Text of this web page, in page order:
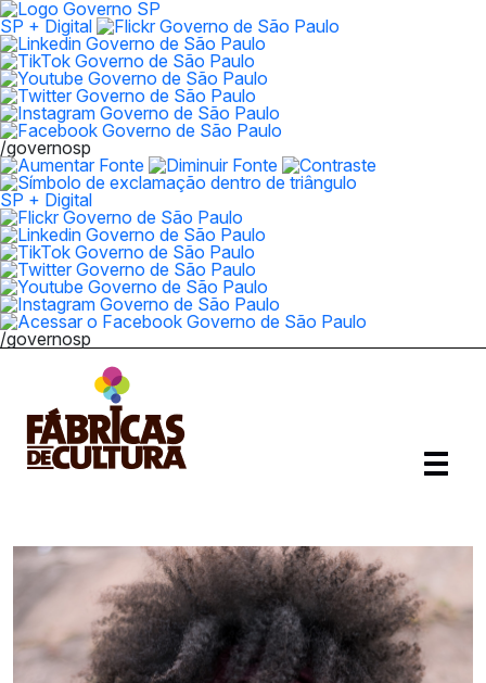
SP + Digital
/governosp
SP + Digital
/governosp